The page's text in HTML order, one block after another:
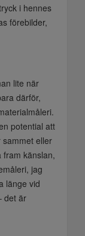
i hennes
förebilder,
lite när
därför,
potential att
eller
fram känslan,
jag
länge vid
det är